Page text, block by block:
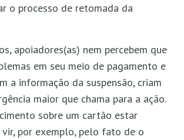
o processo de retomada da
apoiadores(as) nem percebem que
em seu meio de pagamento e
a informação da suspensão, criam
maior que chama para a ação.
sobre um cartão estar
por exemplo, pelo fato de o